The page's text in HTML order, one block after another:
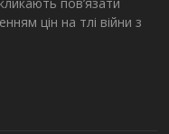
цін на тлі війни з